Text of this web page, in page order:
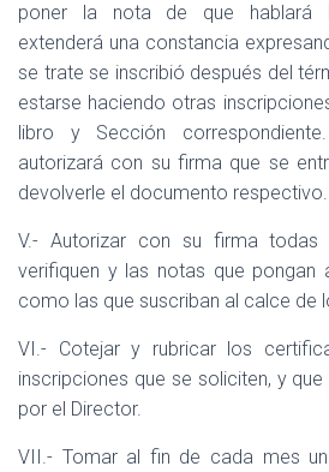
poner la nota de que hablará
extenderá una constancia
se trate se inscribió después del
estarse haciendo otras
libro y Sección
autorizará con su firma que se
devolverle el documento respectivo.
V.- Autorizar con su firma todas
verifiquen y las notas que pongan
como las que suscriban al calce de
VI.- Cotejar y rubricar los
inscripciones que se soliciten, y
por el Director.
VII.- Tomar al fin de cada mes